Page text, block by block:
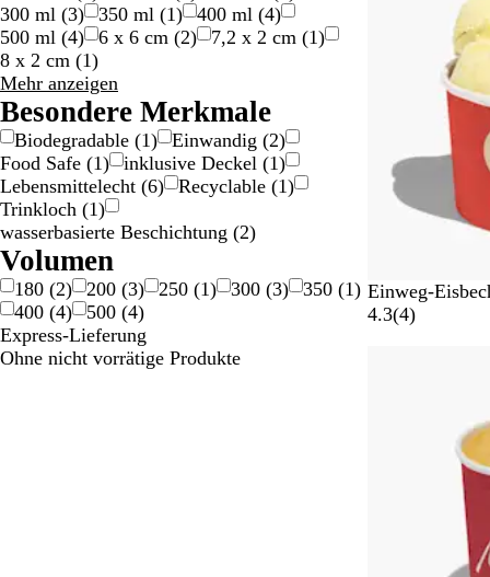
300 ml (3) 350 ml (1) 400 ml (4)
500 ml (4) 6 x 6 cm (2) 7,2 x 2 cm (1)
8 x 2 cm (1)
Mehr anzeigen
Auswahlmöglichkeiten
Besondere Merkmale
Biodegradable (1) Einwandig (2)
Food Safe (1) inklusive Deckel (1)
Lebensmittelecht (6) Recyclable (1)
Trinkloch (1)
wasserbasierte Beschichtung (2)
Volumen
180 (2) 200 (3) 250 (1) 300 (3) 350 (1)
400 (4) 500 (4)
Express-Lieferung
Ohne nicht vorrätige Produkte
W
e
Einweg-
4.3(44
)